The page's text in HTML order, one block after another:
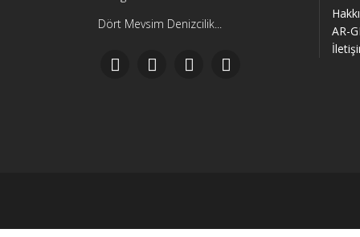
Dört Mevsim Denizcilik...
AR-